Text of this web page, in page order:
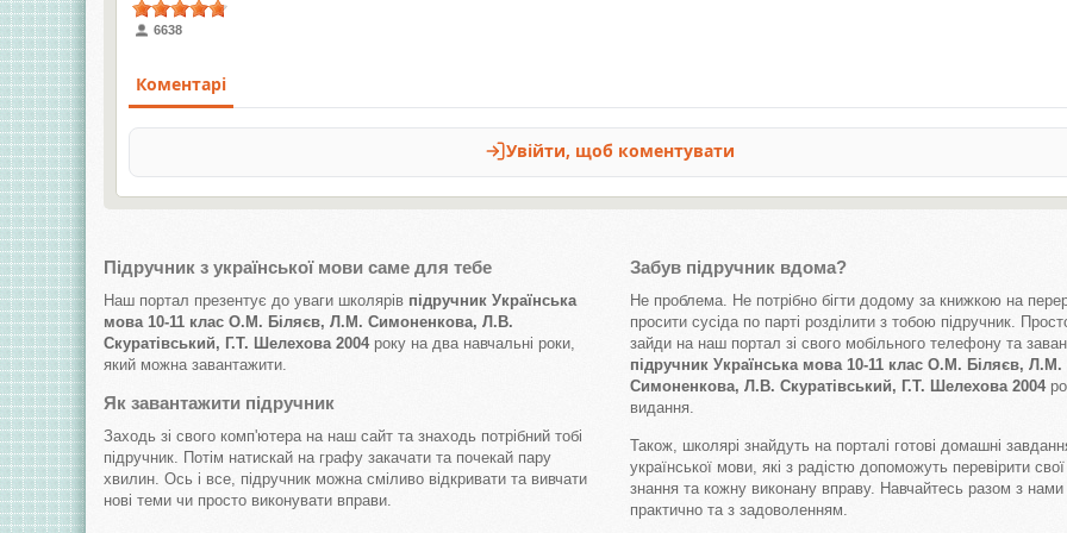
6638
Підручник з української мови саме для тебе
Наш портал презентує до уваги школярів підручник Українська
мова 10-11 клас О.М. Біляєв, Л.М. Симоненкова, Л.В.
Скуратівський, Г.Т. Шелехова 2004 року на два навчальні роки,
який можна завантажити.
Як завантажити підручник
Заходь зі свого комп'ютера на наш сайт та знаходь потрібний тобі
підручник. Потім натискай на графу закачати та почекай пару
хвилин. Ось і все, підручник можна сміливо відкривати та вивчати
нові теми чи просто виконувати вправи.
Забув підручник вдома?
Не проблема. Не потрібно бігти додому за книжкою на
просити сусіда по парті розділити з тобою підручник.
зайди на наш портал зі свого мобільного телефону та
підручник Українська мова 10-11 клас О.М. Біляєв, Л.М.
Симоненкова, Л.В. Скуратівський, Г.Т. Шелехова 2004
видання.
Також, школярі знайдуть на порталі готові домашні
української мови, які з радістю допоможуть перевірити свої
знання та кожну виконану вправу. Навчайтесь разом з нами
практично та з задоволенням.